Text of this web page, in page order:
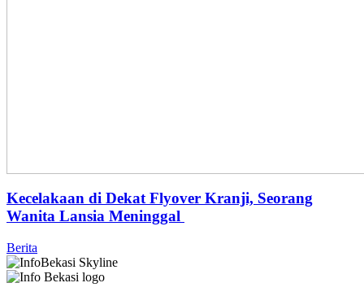
Kecelakaan di Dekat Flyover Kranji, Seorang
Wanita Lansia Meninggal
Berita